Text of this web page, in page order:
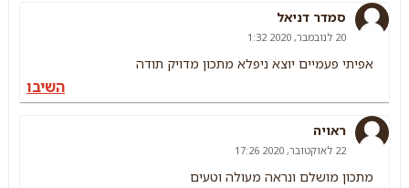
סמדר דניאל
20 לנובמבר, 2020 1:32
אפיתי פעמיים יוצא ניפלא מתכון מדויק תודה
השיבו
ראויה
22 לאוקטובר, 2020 17:26
מתכון מושלם ונראה מעולה וטעים